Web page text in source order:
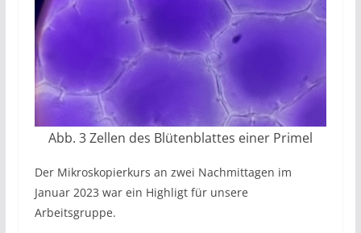
Abb. 3 Zellen des Blütenblattes einer Primel
Der Mikroskopierkurs an zwei Nachmittagen im
Januar 2023 war ein Highligt für unsere
Arbeitsgruppe.